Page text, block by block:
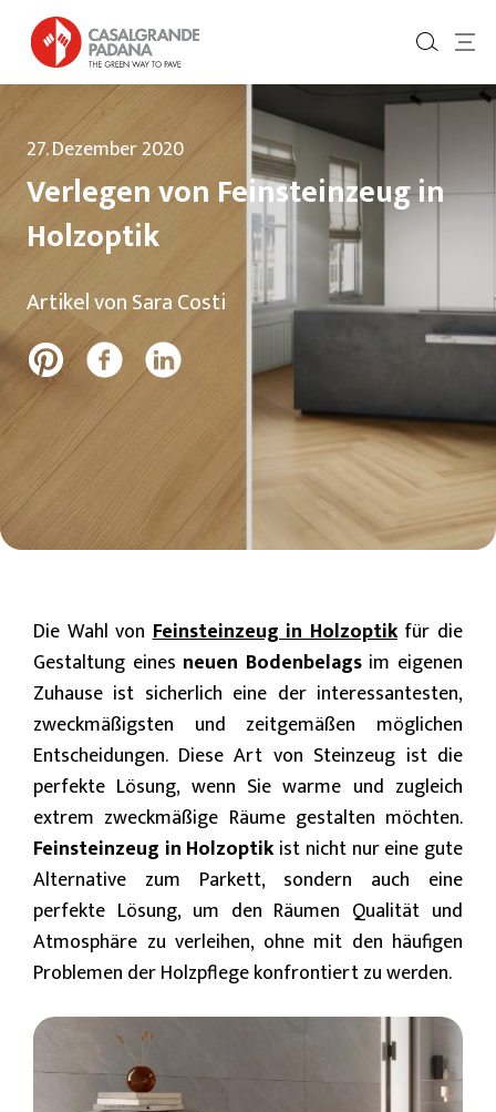
27. Dezember 2020
Verlegen von Feinsteinzeug in
Holzoptik
Artikel von Sara Costi
Die Wahl vonFeinsteinzeug in Holzoptikfür die
Gestaltung eines neuen Bodenbelagsim eigenen
Zuhause ist sicherlich eine der interessantesten,
zweckmäßigsten und zeitgemäßen möglichen
Entscheidungen. Diese Art von Steinzeug ist die
perfekte Lösung, wenn Sie warme und zugleich
extrem zweckmäßige Räume gestalten möchten.
Feinsteinzeug in Holzoptikist nicht nur eine gute
Alternative zum Parkett, sondern auch eine
perfekte Lösung, um den Räumen Qualität und
Atmosphäre zu verleihen, ohne mit den häufigen
Problemen der Holzpflege konfrontiert zu werden.